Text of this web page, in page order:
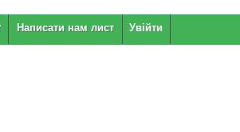
Увійти
Написати нам лист